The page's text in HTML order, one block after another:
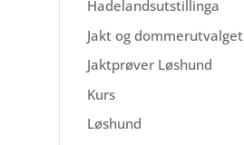
Hadelandsutstillinga
Jakt og dommerutvalget
Jaktprøver Løshund
Kurs
Løshund